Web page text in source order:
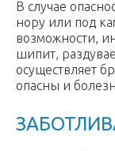
В случае
нору или под
возможности,
шипит,
осуществляет
опасны и